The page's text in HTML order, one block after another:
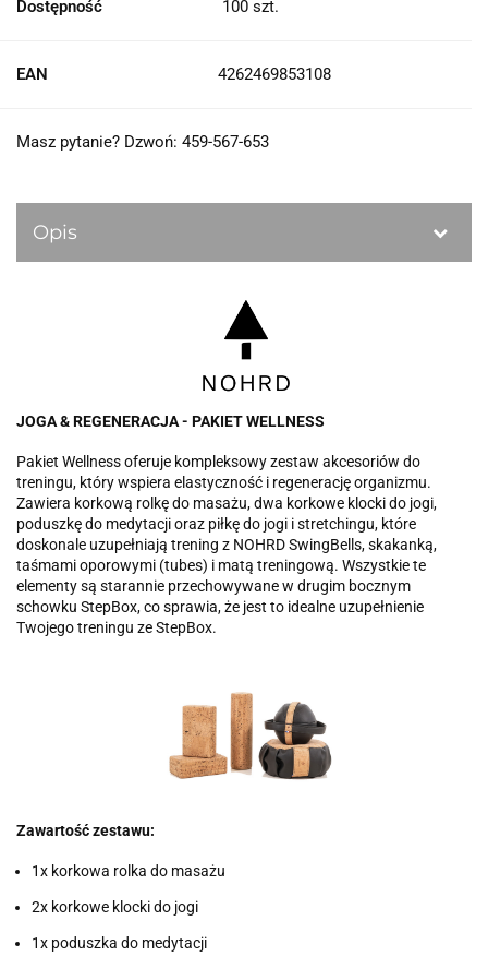
Dostępność 100 szt.
EAN 4262469853108
Masz pytanie? Dzwoń: 459-567-653
Opis
JOGA & REGENERACJA - PAKIET WELLNESS
Pakiet Wellness oferuje kompleksowy zestaw akcesoriów do
treningu, który wspiera elastyczność i regenerację organizmu.
Zawiera korkową rolkę do masażu, dwa korkowe klocki do jogi,
poduszkę do medytacji oraz piłkę do jogi i stretchingu, które
doskonale uzupełniają trening z NOHRD SwingBells, skakanką,
taśmami oporowymi (tubes) i matą treningową. Wszystkie te
elementy są starannie przechowywane w drugim bocznym
schowku StepBox, co sprawia, że jest to idealne uzupełnienie
Twojego treningu ze StepBox.
Zawartość zestawu:
1x korkowa rolka do masażu
2x korkowe klocki do jogi
1x poduszka do medytacji